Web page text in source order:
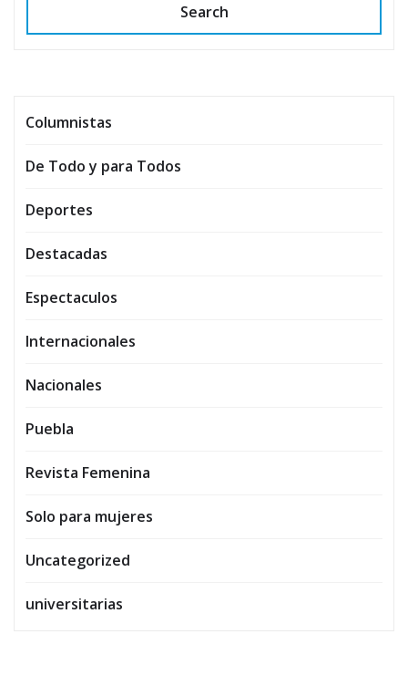
Search
Columnistas
De Todo y para Todos
Deportes
Destacadas
Espectaculos
Internacionales
Nacionales
Puebla
Revista Femenina
Solo para mujeres
Uncategorized
universitarias